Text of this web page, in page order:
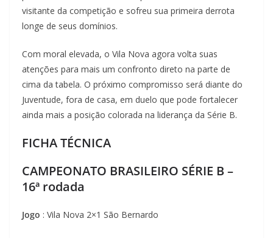
visitante da competição e sofreu sua primeira derrota
longe de seus domínios.
Com moral elevada, o Vila Nova agora volta suas
atenções para mais um confronto direto na parte de
cima da tabela. O próximo compromisso será diante do
Juventude, fora de casa, em duelo que pode fortalecer
ainda mais a posição colorada na liderança da Série B.
FICHA TÉCNICA
CAMPEONATO BRASILEIRO SÉRIE B –
16ª rodada
Jogo : Vila Nova 2×1 São Bernardo